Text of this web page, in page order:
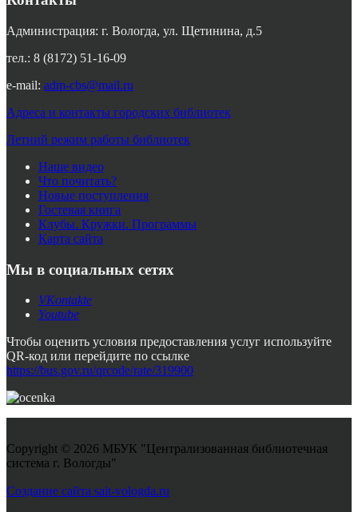
Администрация: г. Вологда, ул. Щетинина, д.5
тел.: 8 (8172) 51-16-09
e-mail: adm-cbs@mail.ru
Адреса и контакты городских библиотек
Летний режим работы библиотек
Наше видео
Что почитать?
Новые поступления
Гостевая книга
Клубы. Кружки. Программы
Карта сайта
Мы в социальных сетях
VKontakte
Youtube
Чтобы оценить условия предоставления услуг используйте
QR-код или перейдите по ссылке
https://bus.gov.ru/qrcode/rate/319900
Copyright © 2026 МБУК "Централизованная библиотечная
система г. Вологды"
Создание сайта sait-vologda.ru